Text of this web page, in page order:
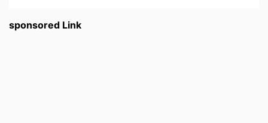
sponsored Link